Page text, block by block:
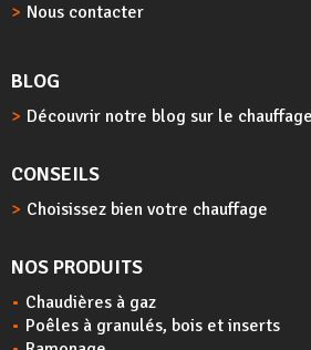
Nous contacter
BLOG
Découvrir notre blog sur le chauffage
CONSEILS
Choisissez bien votre chauffage
NOS PRODUITS
Chaudières à gaz
Poêles à granulés, bois et inserts